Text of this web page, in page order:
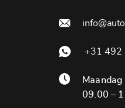
+31 492
09.00 –